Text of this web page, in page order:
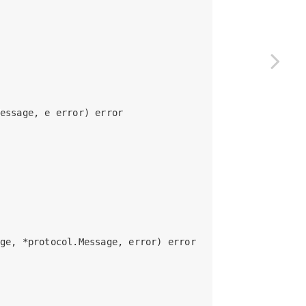
e error) error
*protocol.Message, error) error